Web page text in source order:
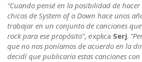
“Cuando pensé en la posibilidad de
chicos de System of a Down hace unos
trabajar en un conjunto de canciones
rock para ese propósito”, explica Serj.
que no nos poníamos de acuerdo en la
decidí que publicaría estas canciones